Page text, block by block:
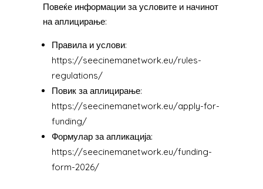
Повеќе информации за условите и начинот
на аплицирање:
Правила и услови:
https://seecinemanetwork.eu/rules-
regulations/
Повик за аплицирање:
https://seecinemanetwork.eu/apply-for-
funding/
Формулар за апликација:
https://seecinemanetwork.eu/funding-
form-2026/